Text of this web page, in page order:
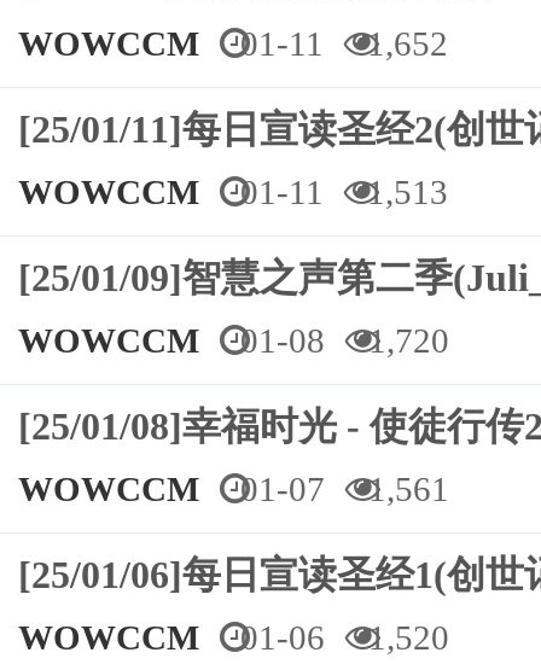
WOWCCM 01-11 1,652
[25/01/11]每日宣读圣经2(创
WOWCCM 01-11 1,513
[25/01/09]智慧之声第二季
WOWCCM 01-08 1,720
[25/01/08]幸福时光 - 使徒行
WOWCCM 01-07 1,561
[25/01/06]每日宣读圣经1(创
WOWCCM 01-06 1,520